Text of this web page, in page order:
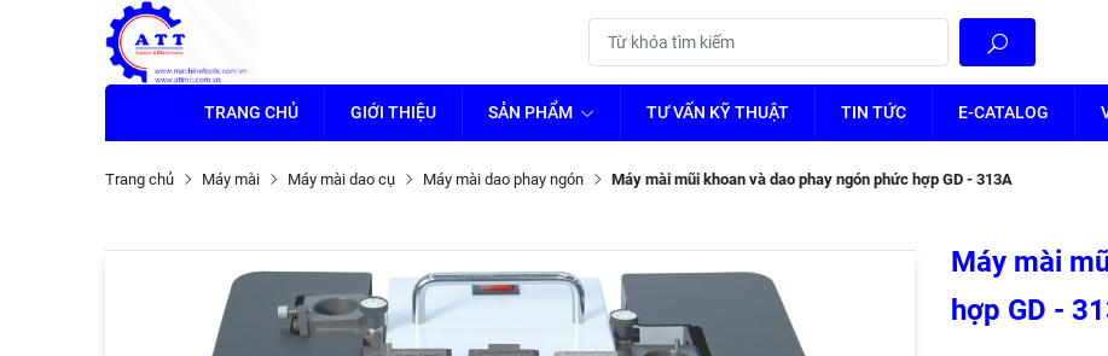
TRANG CHỦ GIỚI THIỆU SẢN PHẨM TƯ VẤN KỸ THUẬT TIN TỨC E-CATALOG
Trang chủ Máy mài Máy mài dao cụ Máy mài dao phay ngón Máy mài mũi khoan và dao phay ngón phức hợp GD - 313A
Máy mài
hợp GD -